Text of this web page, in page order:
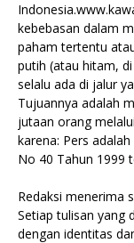
kebebasan dalam
paham tertentu
putih (atau hitam,
selalu ada di jalur
Tujuannya adalah
jutaan orang
karena: Pers
No 40 Tahun 1999
Redaksi menerima
Setiap tulisan yang
dengan identitas